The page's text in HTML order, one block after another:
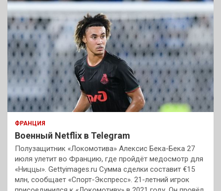
ФРАНЦИЯ
Военный Netflix в Telegram
Полузащитник «Локомотива» Алексис Бека-Бека 27
июля улетит во Францию, где пройдёт медосмотр для
«Ниццы». Gettyimages.ru Сумма сделки составит €15
млн, сообщает «Спорт-Экспресс». 21-летний игрок